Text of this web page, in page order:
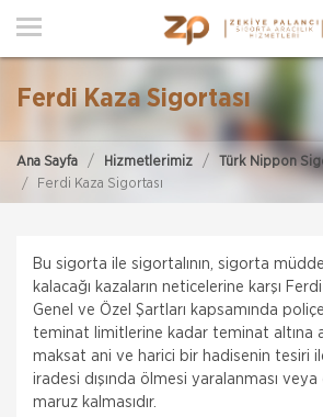
ANA SAYFA
POLIÇE HATIRLAT
MÜŞTERI GIRIŞI
TEKLİF AL
Ferdi Kaza Sigortası
Ana Sayfa Hizmetlerimiz
Türk Nippon
Ferdi Kaza Sigortası
Bu sigorta ile sigortalının, sigorta
kalacağı kazaların neticelerine karşı
Genel ve Özel Şartları kapsamında
teminat limitlerine kadar teminat altına
maksat ani ve harici bir hadisenin tesiri
iradesi dışında ölmesi yaralanması veya
maruz kalmasıdır.